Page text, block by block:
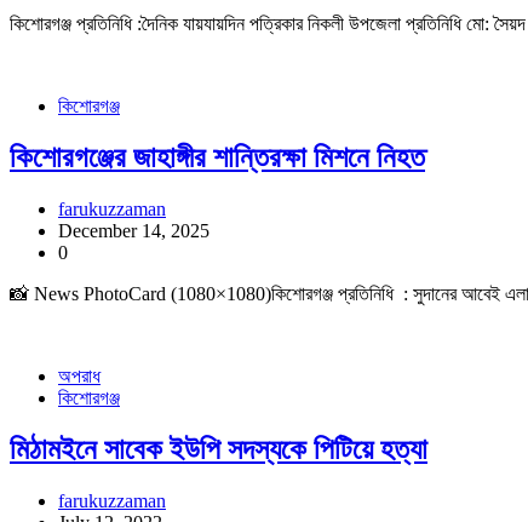
কিশোরগঞ্জ প্রতিনিধি :দৈনিক যায়যায়দিন পত্রিকার নিকলী উপজেলা প্রতিনিধি
কিশোরগঞ্জ
কিশোরগঞ্জের জাহাঙ্গীর শান্তিরক্ষা মিশনে নিহত
farukuzzaman
December 14, 2025
0
📸 News PhotoCard (1080×1080)কিশোরগঞ্জ প্রতিনিধি : সুদানের আবেই এলাকায়
অপরাধ
কিশোরগঞ্জ
মিঠামইনে সাবেক ইউপি সদস্যকে পিটিয়ে হত্যা
farukuzzaman